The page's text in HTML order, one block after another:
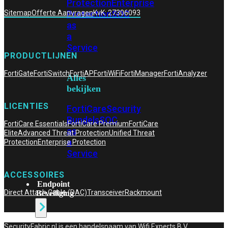
ProtectionEnterprise
ProtectionSOC
as
a
Service
Alles
bekijken
FortiCareSecurity
BundelsSOC
as
a
Service
Endpoint
Beveiliging
SitemapOfferte AanvragenKvK: 27306093
PRODUCTLIJNEN
FortiGateFortiSwitchFortiAPFortiWiFiFortiManagerFortiAnalyzer
LICENTIES
FortiCare EssentialsFortiCare PremiumFortiCare
EliteAdvanced Threat ProtectionUnified Threat
ProtectionEnterprise Protection
ACCESSOIRES
Direct Attach Cable (DAC)TransceiverRackmount